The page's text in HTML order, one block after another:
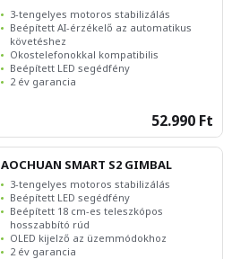
3-tengelyes motoros stabilizálás
Beépített AI-érzékelő az automatikus
követéshez
Okostelefonokkal kompatibilis
Beépített LED segédfény
2 év garancia
52.990 Ft
AOCHUAN SMART S2 GIMBAL
3-tengelyes motoros stabilizálás
Beépített LED segédfény
Beépített 18 cm-es teleszkópos
hosszabbító rúd
OLED kijelző az üzemmódokhoz
2 év garancia